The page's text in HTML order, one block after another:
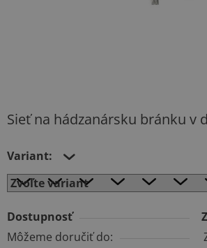
Sieť na hádzanársku bránku v
Variant:
Dostupnosť
Môžeme doručiť do: